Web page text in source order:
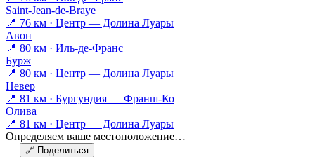
Saint-Jean-de-Braye
📍 76 км · Центр — Долина Луары
Авон
📍 80 км · Иль-де-Франс
Бурж
📍 80 км · Центр — Долина Луары
Невер
📍 81 км · Бургундия — Франш-Ко
Олива
📍 81 км · Центр — Долина Луары
Определяем ваше местоположение…
—
🔗 Поделиться